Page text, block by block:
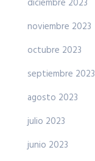
diciembre 2023
noviembre 2023
octubre 2023
septiembre 2023
agosto 2023
julio 2023
junio 2023